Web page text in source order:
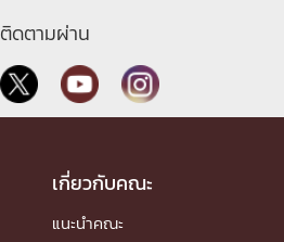
ติดตามผ่าน
เกี่ยวกับคณะ
แนะนำคณะ